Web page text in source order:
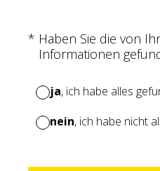
* Haben Sie die von
Informationen
(Erforderlich.)
ja, ich habe alles
nein, ich habe nicht